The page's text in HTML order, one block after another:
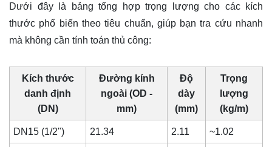
Dưới đây là bảng tổng hợp trọng lượng cho các kích
thước phổ biến theo tiêu chuẩn, giúp bạn tra cứu nhanh
mà không cần tính toán thủ công:
Kích thước
danh định
(DN)
Đường kính
ngoài (OD -
mm)
Độ
dày
(mm)
Trọng
lượng
(kg/m)
DN15 (1/2") 21.34 2.11 ~1.02